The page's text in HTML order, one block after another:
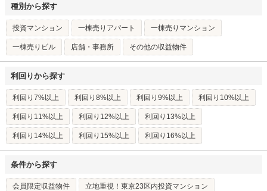
種別から探す
投資マンション 一棟売りアパート 一棟売りマンション
一棟売りビル 店舗・事務所 その他の収益物件
利回りから探す
利回り7%以上 利回り8%以上 利回り9%以上 利回り10%以上
利回り11%以上 利回り12%以上 利回り13%以上
利回り14%以上 利回り15%以上 利回り16%以上
条件から探す
会員限定収益物件 立地重視！東京23区内投資マンション